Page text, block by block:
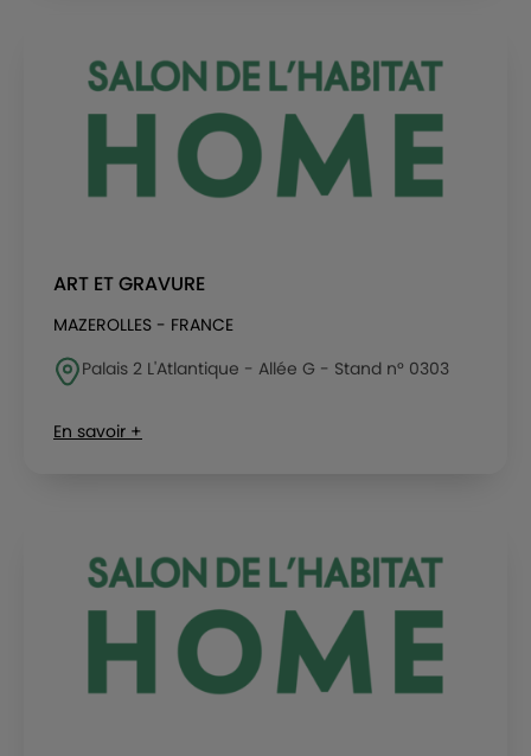
ART ET GRAVURE
MAZEROLLES - FRANCE
Palais 2 L'Atlantique - Allée G - Stand n° 0303
En savoir +